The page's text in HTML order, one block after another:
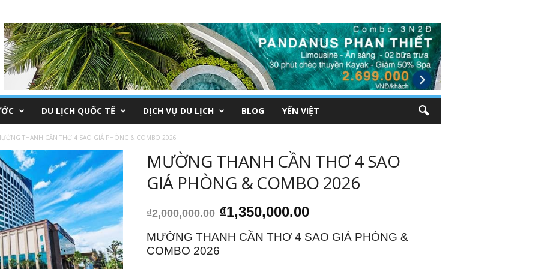
DU LỊCH QUỐC TẾ DỊCH VỤ DU LỊCH BLOG YẾN VIỆT
THANH CẦN THƠ 4 SAO GIÁ PHÒNG & COMBO 2026
MƯỜNG THANH CẦN THƠ 4 SAO
GIÁ PHÒNG & COMBO 2026
₫2,000,000.00 Giá
gốc
là:
₫2,000,000.00.
₫1,350,000.00Giá
tại
MƯỜNG THANH CẦN THƠ 4 SAO GIÁ PHÒNG &
COMBO 2026